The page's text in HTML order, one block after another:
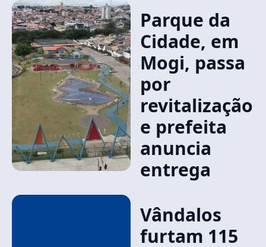
Parque da
Cidade, em
Mogi, passa
por
revitalização
e prefeita
anuncia
entrega
Vândalos
furtam 115